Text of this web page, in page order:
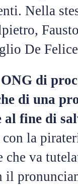
Nella
De
di
di una
al fine di
la
che va
il